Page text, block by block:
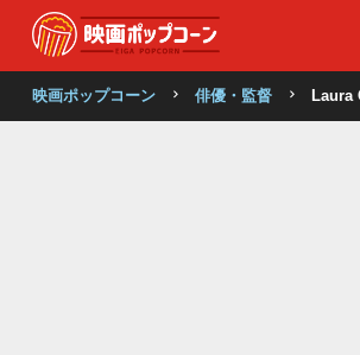
映画ポップコーン 俳優・監督 Laura